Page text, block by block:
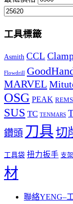
工具標籤
Asmith CCL
Flowdrill
MARVEL
OSG PEAK
SUS TC TENMARS
鑽頭 刀具切
工具袋 扭力扳手 支架
材
聯絡YENG–